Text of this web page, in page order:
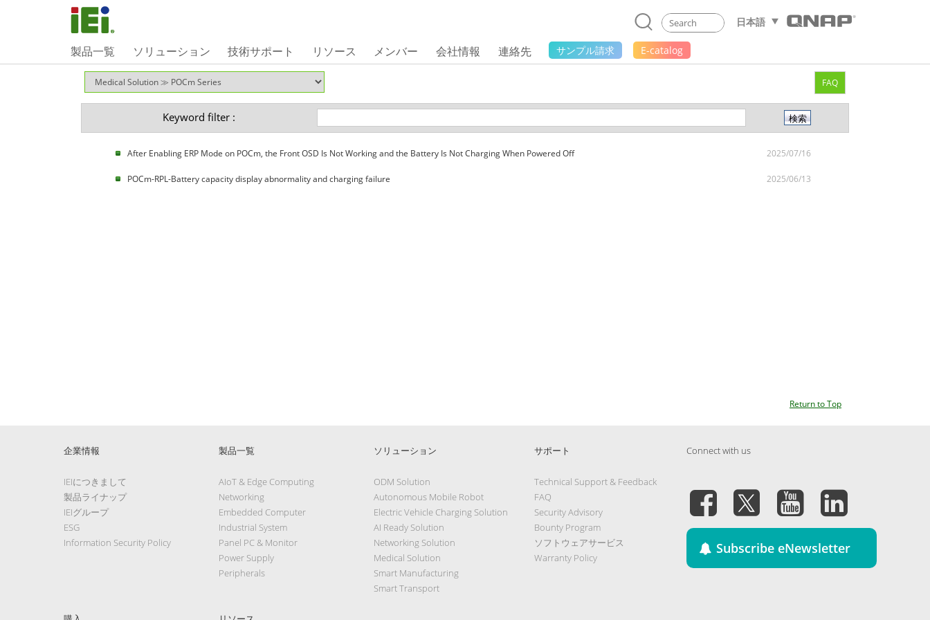
日本語
製品一覧 ソリューション 技術サポート リソース メンバー 会社情報 連絡先 サンプル請求 E-catalog
FAQ
Keyword filter :
After Enabling ERP Mode on POCm, the Front OSD Is Not Working and the Battery Is Not Charging When Powered Off 2025/07/16
POCm-RPL-Battery capacity display abnormality and charging failure 2025/06/13
Return to Top
企業情報
IEIにつきまして
製品ライナップ
IEIグループ
ESG
Information Security Policy
製品一覧
AIoT & Edge Computing
Networking
Embedded Computer
Industrial System
Panel PC & Monitor
Power Supply
Peripherals
ソリューション
ODM Solution
Autonomous Mobile Robot
Electric Vehicle Charging Solution
AI Ready Solution
Networking Solution
Medical Solution
Smart Manufacturing
Smart Transport
サポート
Technical Support & Feedback
FAQ
Security Advisory
Bounty Program
ソフトウェアサービス
Warranty Policy
Connect with us
Subscribe eNewsletter